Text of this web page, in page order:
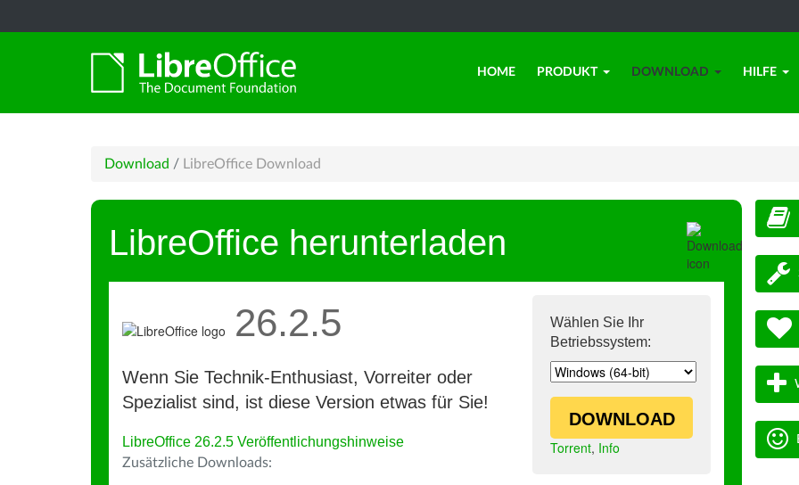
HOME PRODUKT DOWNLOAD HILFE
Download / LibreOffice Download
LibreOffice herunterladen
Wählen Sie Ihr
Betriebssystem:
DOWNLOAD
Torrent, Info
26.2.5
Wenn Sie Technik-Enthusiast, Vorreiter oder
Spezialist sind, ist diese Version etwas für Sie!
LibreOffice 26.2.5 Veröffentlichungshinweise
Zusätzliche Downloads: